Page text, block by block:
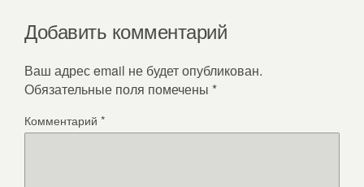
Добавить комментарий
Ваш адрес email не будет опубликован.
Обязательные поля помечены *
Комментарий *